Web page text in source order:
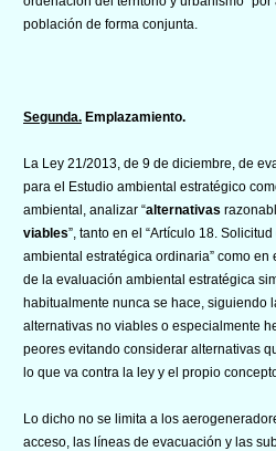
población de forma conjunta.
Segunda. Emplazamiento.
La Ley 21/2013, de 9 de diciembre, de
para el Estudio ambiental estratégico
ambiental, analizar “alternativas
viables”, tanto en el “Artículo 18.
ambiental estratégica ordinaria” como en
de la evaluación ambiental estratégica
habitualmente nunca se hace, siguiendo
alternativas no viables o especialmente
peores evitando considerar alternativas
lo que va contra la ley y el propio
Lo dicho no se limita a los
acceso, las líneas de evacuación y las